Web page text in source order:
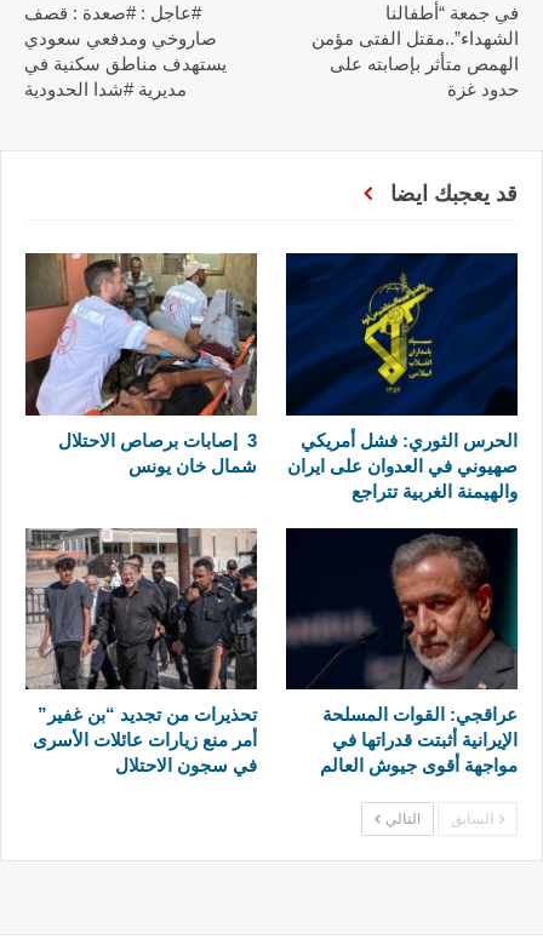
في جمعة “أطفالنا
الشهداء”..مقتل الفتى مؤمن
الهمص متأثر بإصابته على
حدود غزة
#عاجل : #صعدة : قصف
صاروخي ومدفعي سعودي
يستهدف مناطق سكنية في
مديرية #شدا الحدودية
قد يعجبك ايضا
الحرس الثوري: فشل أمريكي
صهيوني في العدوان على ايران
والهيمنة الغربية تتراجع
3 إصابات برصاص الاحتلال
شمال خان يونس
عراقجي: القوات المسلحة
الإيرانية أثبتت قدراتها في
مواجهة أقوى جيوش العالم
تحذيرات من تجديد “بن غفير”
أمر منع زيارات عائلات الأسرى
في سجون الاحتلال
السابق التالي